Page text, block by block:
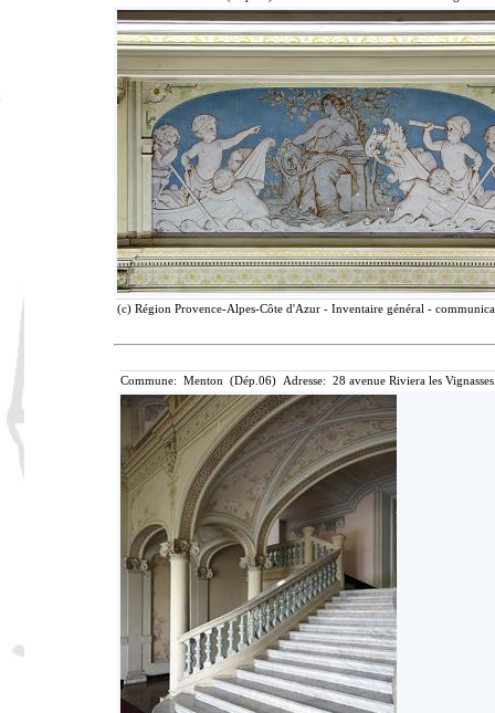
(c) Région Provence-Alpes-Côte d'Azur - Inventaire général -
Commune: Menton (Dép.06) Adresse: 28 avenue Riviera les